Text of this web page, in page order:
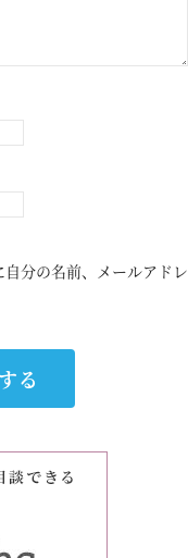
分の名前、メールアドレ